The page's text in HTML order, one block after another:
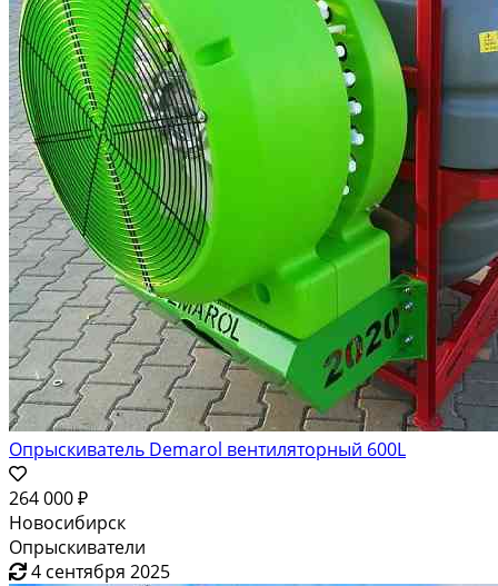
Опрыскиватель Demarol вентиляторный 600L
264 000 ₽
Новосибирск
Опрыскиватели
4 сентября 2025